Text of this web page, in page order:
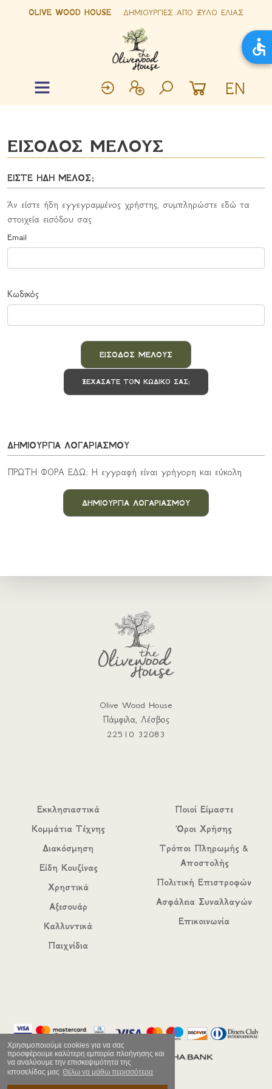
Χρησιμοποιούμε cookies για να σας
προσφέρουμε καλύτερη εμπειρία πλοήγησης και
να αναλύουμε την επισκεψιμότητα της
ιστοσελίδας μας Θέλω να μάθω περισσότερα
OLIVE WOOD HOUSE ΔΗΜΙΟΥΡΓΙΕΣ ΑΠΟ ΞΥΛΟ ΕΛΙΑΣ
EN
ΕΙΣΟΔΟΣ ΜΕΛΟΥΣ
ΕΙΣΤΕ ΗΔΗ ΜΕΛΟΣ;
Άν είστε ήδη εγγεγραμμένος χρήστης, συμπληρώστε εδώ τα
στοιχεία εισόδου σας
Email
Κωδικός
ΕΙΣΟΔΟΣ ΜΕΛΟΥΣ
ΞΕΧΑΣΑΤΕ ΤΟΝ ΚΩΔΙΚΟ ΣΑΣ;
ΔΗΜΙΟΥΡΓΙΑ ΛΟΓΑΡΙΑΣΜΟΥ
ΠΡΩΤΗ ΦΟΡΑ ΕΔΩ; Η εγγραφή είναι γρήγορη και εύκολη
ΔΗΜΙΟΥΡΓΙΑ ΛΟΓΑΡΙΑΣΜΟΥ
Olive Wood House
Πάμφιλα, Λέσβος
22510 32083
Εκκλησιαστικά
Κομμάτια Τέχνης
Διακόσμηση
Είδη Κουζίνας
Χρηστικά
Αξεσουάρ
Καλλυντικά
Παιχνίδια
Ποιοί Είμαστε
Όροι Χρήσης
Τρόποι Πληρωμής &
Αποστολής
Πολιτική Επιστροφών
Ασφάλεια Συναλλαγών
Επικοινωνία